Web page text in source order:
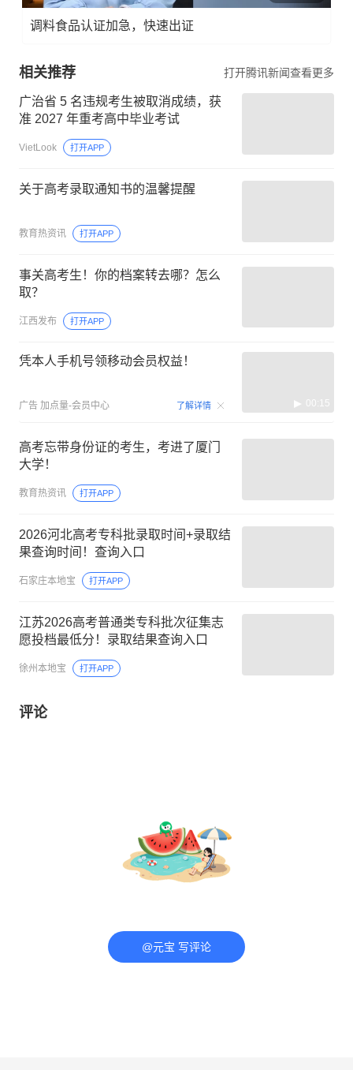
调料食品认证加急，快速出证
相关推荐 打开腾讯新闻查看更多
广治省 5 名违规考生被取消成绩，获
准 2027 年重考高中毕业考试
VietLook 打开APP
关于高考录取通知书的温馨提醒
教育热资讯 打开APP
事关高考生！你的档案转去哪？怎么
取？
江西发布 打开APP
凭本人手机号领移动会员权益！
广告 加点量-会员中心 了解详情 00:15
高考忘带身份证的考生，考进了厦门
大学！
教育热资讯 打开APP
2026河北高考专科批录取时间+录取结
果查询时间！查询入口
石家庄本地宝 打开APP
江苏2026高考普通类专科批次征集志
愿投档最低分！录取结果查询入口
徐州本地宝 打开APP
评论
@元宝 写评论